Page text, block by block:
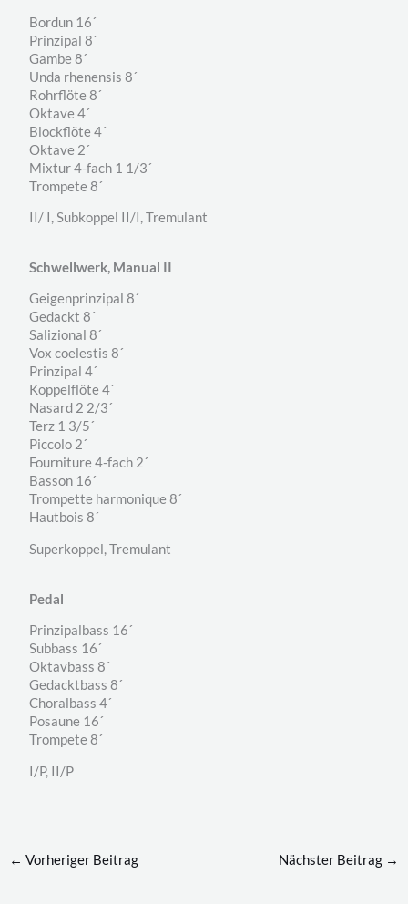
Bordun 16´
Prinzipal 8´
Gambe 8´
Unda rhenensis 8´
Rohrflöte 8´
Oktave 4´
Blockflöte 4´
Oktave 2´
Mixtur 4-fach 1 1/3´
Trompete 8´
II/ I, Subkoppel II/I, Tremulant
Schwellwerk, Manual II
Geigenprinzipal 8´
Gedackt 8´
Salizional 8´
Vox coelestis 8´
Prinzipal 4´
Koppelflöte 4´
Nasard 2 2/3´
Terz 1 3/5´
Piccolo 2´
Fourniture 4-fach 2´
Basson 16´
Trompette harmonique 8´
Hautbois 8´
Superkoppel, Tremulant
Pedal
Prinzipalbass 16´
Subbass 16´
Oktavbass 8´
Gedacktbass 8´
Choralbass 4´
Posaune 16´
Trompete 8´
I/P, II/P
← Vorheriger Beitrag Nächster Beitrag →